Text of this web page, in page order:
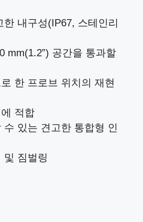
내구성(IP67, 스테인리
mm(1.2”) 공간을 통과할
한 프로브 위치의 재현
적합
있는 견고한 통합형 인
및 짐벌링